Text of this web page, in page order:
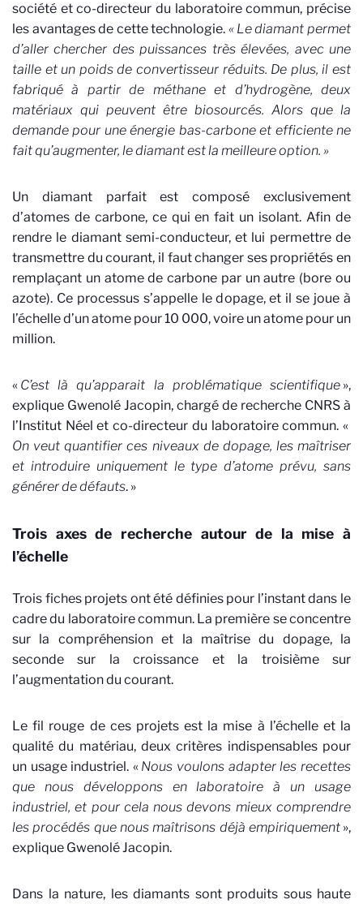
société et co-directeur du laboratoire commun, précise
les avantages de cette technologie. « Le diamant permet
d’aller chercher des puissances très élevées, avec une
taille et un poids de convertisseur réduits. De plus, il est
fabriqué à partir de méthane et d’hydrogène, deux
matériaux qui peuvent être biosourcés. Alors que la
demande pour une énergie bas-carbone et efficiente ne
fait qu’augmenter, le diamant est la meilleure option. »
Un diamant parfait est composé exclusivement
d’atomes de carbone, ce qui en fait un isolant. Afin de
rendre le diamant semi-conducteur, et lui permettre de
transmettre du courant, il faut changer ses propriétés en
remplaçant un atome de carbone par un autre (bore ou
azote). Ce processus s’appelle le dopage, et il se joue à
l’échelle d’un atome pour 10 000, voire un atome pour un
million.
« C’est là qu’apparait la problématique scientifique »,
explique Gwenolé Jacopin, chargé de recherche CNRS à
l’Institut Néel et co-directeur du laboratoire commun. «
On veut quantifier ces niveaux de dopage, les maîtriser
et introduire uniquement le type d’atome prévu, sans
générer de défauts. »
Trois axes de recherche autour de la mise à
l’échelle
Trois fiches projets ont été définies pour l’instant dans le
cadre du laboratoire commun. La première se concentre
sur la compréhension et la maîtrise du dopage, la
seconde sur la croissance et la troisième sur
l’augmentation du courant.
Le fil rouge de ces projets est la mise à l’échelle et la
qualité du matériau, deux critères indispensables pour
un usage industriel. « Nous voulons adapter les recettes
que nous développons en laboratoire à un usage
industriel, et pour cela nous devons mieux comprendre
les procédés que nous maîtrisons déjà empiriquement »,
explique Gwenolé Jacopin.
Dans la nature, les diamants sont produits sous haute